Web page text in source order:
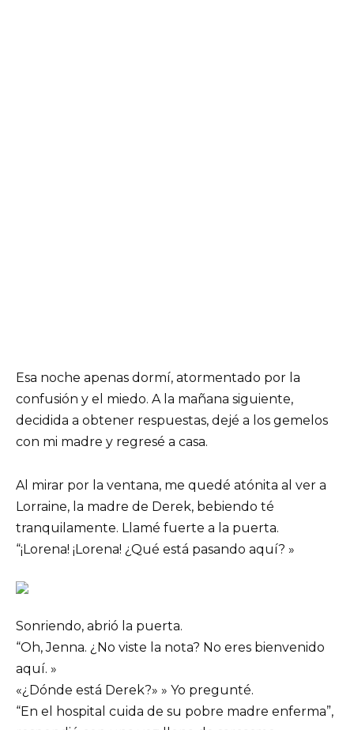
Esa noche apenas dormí, atormentado por la
confusión y el miedo. A la mañana siguiente,
decidida a obtener respuestas, dejé a los gemelos
con mi madre y regresé a casa.
Al mirar por la ventana, me quedé atónita al ver a
Lorraine, la madre de Derek, bebiendo té
tranquilamente. Llamé fuerte a la puerta.
“¡Lorena! ¡Lorena! ¿Qué está pasando aquí? »
Sonriendo, abrió la puerta.
“Oh, Jenna. ¿No viste la nota? No eres bienvenido
aquí. »
«¿Dónde está Derek?» » Yo pregunté.
“En el hospital cuida de su pobre madre enferma”,